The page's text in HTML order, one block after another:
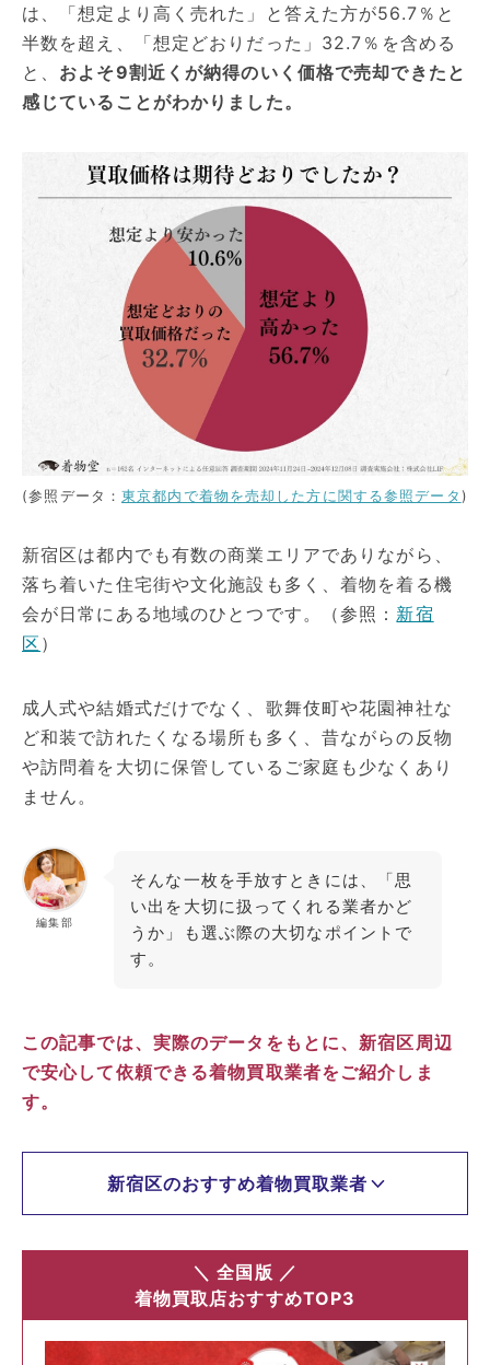
は、「想定より高く売れた」と答えた方が56.7％と
半数を超え、「想定どおりだった」32.7％を含める
と、 およそ9割近くが納得のいく価格で売却できたと
感じていることがわかりました。
(参照データ：東京都内で着物を売却した方に関する参照データ )
新宿区は都内でも有数の商業エリアでありながら、
落ち着いた住宅街や文化施設も多く、着物を着る機
会が日常にある地域のひとつです。（参照： 新宿
区 ）
成人式や結婚式だけでなく、歌舞伎町や花園神社な
ど和装で訪れたくなる場所も多く、昔ながらの反物
や訪問着を大切に保管しているご家庭も少なくあり
ません。
編集部
そんな一枚を手放すときには、「思
い出を大切に扱ってくれる業者かど
うか」も選ぶ際の大切なポイントで
す。
この記事では、実際のデータをもとに、新宿区周辺
で安心して依頼できる着物買取業者をご紹介しま
す。
新宿区のおすすめ着物買取業者
＼ 全国版 ／
着物買取店おすすめTOP3